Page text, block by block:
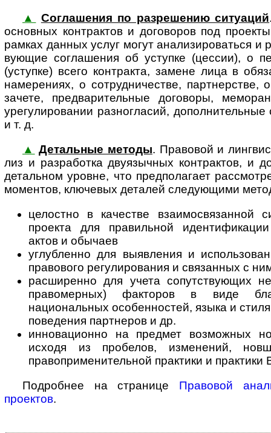
▲
Соглашения по разрешению ситуаций
ос­нов­ных контрактов и договоров под
рамках данных услуг могут анализироваться и
ву­ю­щие соглашения об уступке (цессии), о
(уступке) всего контракта, замене лица в
намерениях, о сотрудничестве, партнерстве,
зачете, предварительные договоры,
урегулировании разногласий, дополнительные
и т. д.
▲ Детальные методы. Правовой и
лиз и разработка двуязыч­ных кон­т­рак­тов, и
детальном уровне, что предполагает
моментов, ключевых деталей следующими
целостно в качестве взаимосвязанной
проекта для правильной
актов и обычаев
углубленно для выявления и
правового регулирования и связанных с
расширенно для учета сопутствующих
правомерных) факторов в виде
национальных особенностей, языка и
поведения партнеров и др.
инновационно на предмет возможных
исходя из пробелов, изменений,
правоприменительной практики и практики
Подробнее на странице Правовой
проектов.